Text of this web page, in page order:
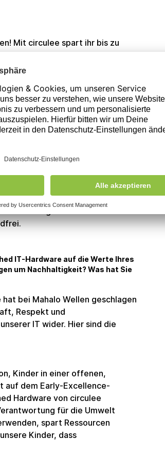
Mit circulee spart ihr bis zu
Erstellt eine einfache
hervor – das
Bei uns hat geholfen, die
Geld, das wir sparen,
der Geräte mit eurer
12 Monate Garantie und
zerstreut. Sprecht mit
begeistert, weil sie spürten,
mit ein paar Laptops für ein
großes Risiko. Bei uns
ausgeräumt - die
IT-Hardware auf die Werte Ihres
um Nachhaltigkeit? Was hat Sie
bei Mahalo Wellen geschlagen
Respekt und
IT wider. Hier sind die
Kinder in einer offenen,
auf dem Early-Excellence-
Hardware von circulee
für die Umwelt
spart Ressourcen
Kinder, dass